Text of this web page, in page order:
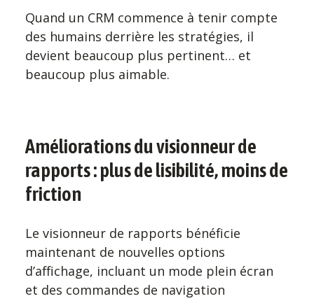
Quand un CRM commence à tenir compte
des humains derrière les stratégies, il
devient beaucoup plus pertinent… et
beaucoup plus aimable.
Améliorations du visionneur de
rapports : plus de lisibilité, moins de
friction
Le visionneur de rapports bénéficie
maintenant de nouvelles options
d’affichage, incluant un mode plein écran
et des commandes de navigation